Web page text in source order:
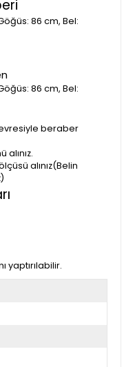
86 cm, Bel:
86 cm, Bel:
beraber
alınız.
alınız(Belin
yaptırılabilir.